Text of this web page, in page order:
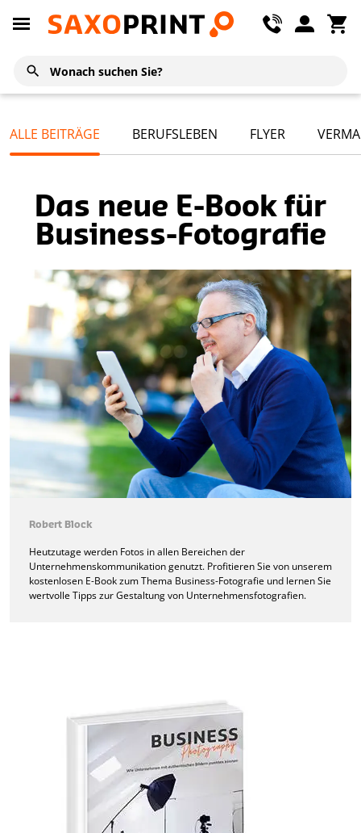
ALLE BEITRÄGE BERUFSLEBEN FLYER
Das neue E-Book für
Business-Fotografie
Robert Block
Heutzutage werden Fotos in allen Bereichen der
Unternehmenskommunikation genutzt. Profitieren Sie von unserem
kostenlosen E-Book zum Thema Business-Fotografie und lernen Sie
wertvolle Tipps zur Gestaltung von Unternehmensfotografien.